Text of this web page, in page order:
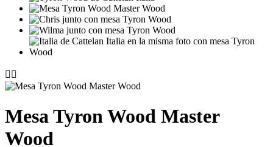
 
Mesa Tyron Wood Master
Wood